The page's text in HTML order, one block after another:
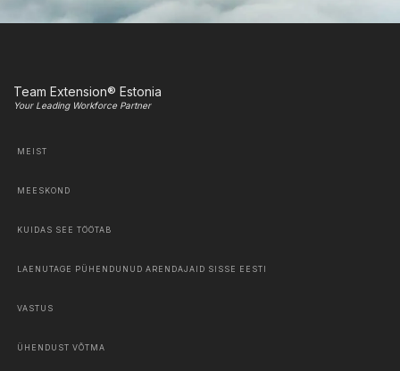
Team Extension® Estonia
Your Leading Workforce Partner
MEIST
MEESKOND
KUIDAS SEE TÖÖTAB
LAENUTAGE PÜHENDUNUD ARENDAJAID SISSE EESTI
VASTUS
ÜHENDUST VÕTMA